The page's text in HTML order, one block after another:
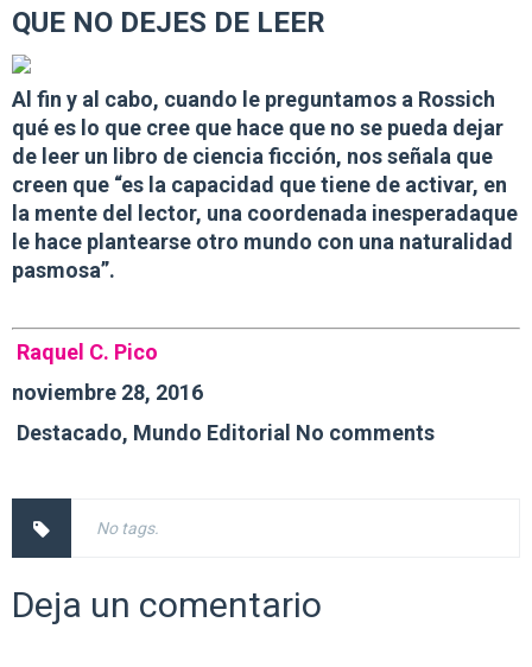
QUE NO DEJES DE LEER
Al fin y al cabo, cuando le preguntamos a Rossich
qué es lo que cree que hace que no se pueda dejar
de leer un libro de ciencia ficción, nos señala que
creen que “es la capacidad que tiene de activar, en
la mente del lector, una coordenada inesperadaque
le hace plantearse otro mundo con una naturalidad
pasmosa”.
Raquel C. Pico
noviembre 28, 2016
Destacado, Mundo Editorial No comments
No tags.
Deja un comentario